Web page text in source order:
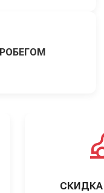
СКИДКА